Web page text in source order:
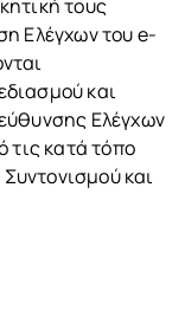
τους
Ελέγχων του e-
και
Ελέγχων
τις κατά τόπο
και